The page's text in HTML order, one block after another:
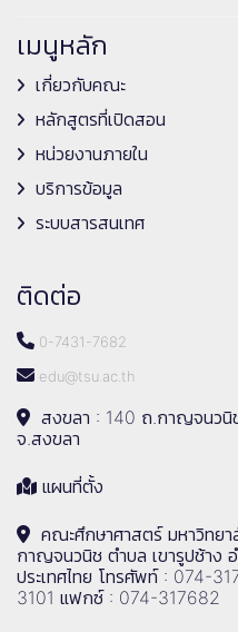
เมนูหลัก
เกี่ยวกับคณะ
หลักสูตรที่เปิดสอน
หน่วยงานภายใน
บริการข้อมูล
ระบบสารสนเทศ
ติดต่อ
0-7431-7682
edu@tsu.ac.th
สงขลา : 140 ถ.กาญจนวนิ
จ.สงขลา
แผนที่ตั้ง
คณะศึกษาศาสตร์ มหาวิทย
กาญจนวนิช ตำบล เขารูปช้าง
ประเทศไทย โทรศัพท์ : 074-
3101 แฟกซ์ : 074-317682